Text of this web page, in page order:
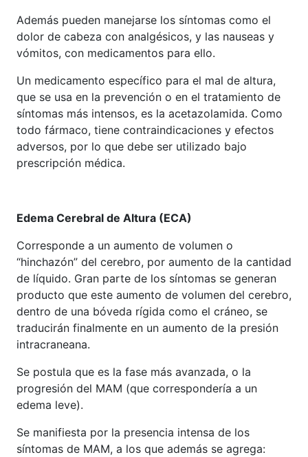
Además pueden manejarse los síntomas como el
dolor de cabeza con analgésicos, y las nauseas y
vómitos, con medicamentos para ello.
Un medicamento específico para el mal de altura,
que se usa en la prevención o en el tratamiento de
síntomas más intensos, es la acetazolamida. Como
todo fármaco, tiene contraindicaciones y efectos
adversos, por lo que debe ser utilizado bajo
prescripción médica.
Edema Cerebral de Altura (ECA)
Corresponde a un aumento de volumen o
“hinchazón” del cerebro, por aumento de la cantidad
de líquido. Gran parte de los síntomas se generan
producto que este aumento de volumen del cerebro,
dentro de una bóveda rígida como el cráneo, se
traducirán finalmente en un aumento de la presión
intracraneana.
Se postula que es la fase más avanzada, o la
progresión del MAM (que correspondería a un
edema leve).
Se manifiesta por la presencia intensa de los
síntomas de MAM, a los que además se agrega: